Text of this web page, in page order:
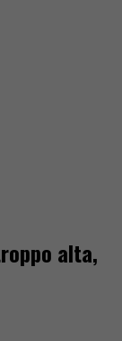
alta,